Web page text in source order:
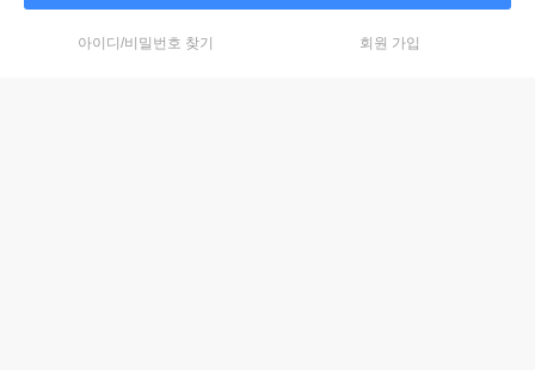
아이디/비밀번호 찾기 회원 가입